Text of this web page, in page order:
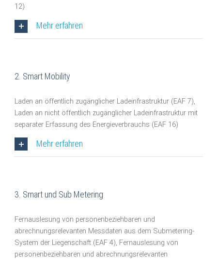
12)
Mehr erfahren
2. Smart Mobility
Laden an öffentlich zugänglicher Ladeinfrastruktur (EAF 7),
Laden an nicht öffentlich zugänglicher Ladeinfrastruktur mit
separater Erfassung des Energieverbrauchs (EAF 16)
Mehr erfahren
3. Smart und Sub Metering
Fernauslesung von personenbeziehbaren und
abrechnungsrelevanten Messdaten aus dem Submetering-
System der Liegenschaft (EAF 4), Fernauslesung von
personenbeziehbaren und abrechnungsrelevanten